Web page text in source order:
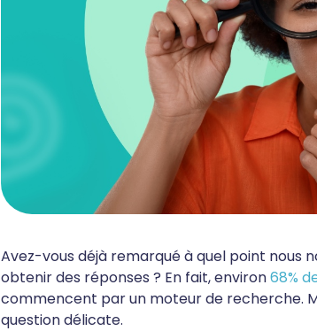
Avez-vous déjà remarqué à quel point nous
obtenir des réponses ? En fait, environ68%
commencent par un moteur de recherche.
question délicate.